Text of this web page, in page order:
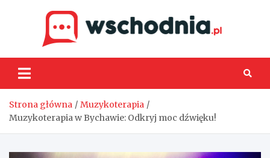
Strona główna
Muzykoterapia
Muzykoterapia w Bychawie: Odkryj moc dźwięku!